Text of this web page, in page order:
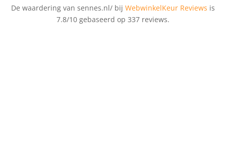
De waardering van sennes.nl/ bij WebwinkelKeur Reviews is
7.8/10 gebaseerd op 337 reviews.